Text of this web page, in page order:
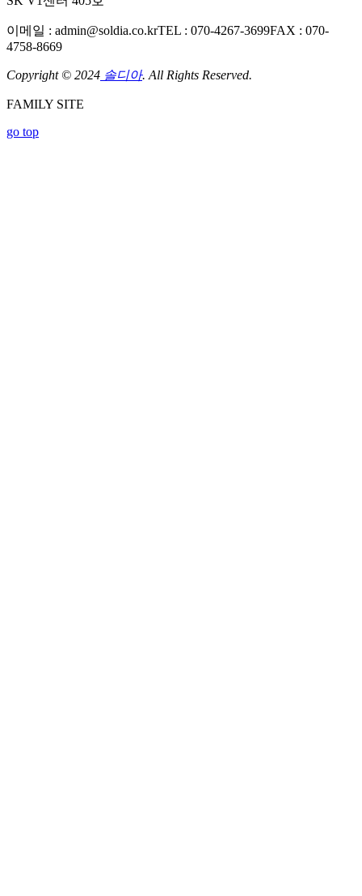
이메일 : admin@soldia.co.krTEL : 070-4267-3699FAX : 070-
4758-8669
Copyright © 2024 솔디아. All Rights Reserved.
FAMILY SITE
go top